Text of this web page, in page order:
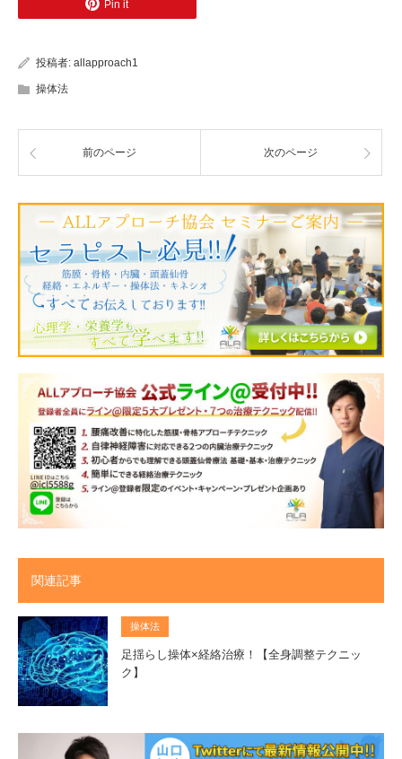
Pin it
投稿者: allapproach1
操体法
前のページ 次のページ
関連記事
操体法
足揺らし操体×経絡治療！【全身調整テクニッ
ク】